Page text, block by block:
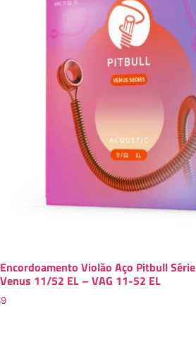
Encordoamento Violão Aço Pitbull Série
Venus 11/52 EL – VAG 11-52 EL